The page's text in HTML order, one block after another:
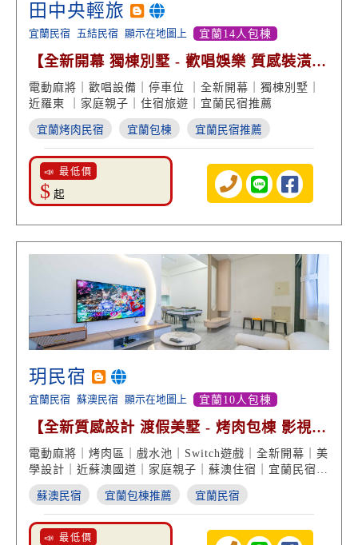
田中央輕旅
宜蘭民宿 五結民宿 顯示在地圖上 宜蘭14人包棟
【全新開幕 獨棟別墅 - 歡唱娛樂 質感裝潢美
學】
電動麻將｜歡唱設備｜停車位 ｜全新開幕｜獨棟別墅｜
近羅東 ｜家庭親子｜住宿旅遊｜宜蘭民宿推薦
宜蘭烤肉民宿 宜蘭包棟 宜蘭民宿推薦
📣 最低價
$ 起
玥民宿
宜蘭民宿 蘇澳民宿 顯示在地圖上 宜蘭10人包棟
【全新質感設計 渡假美墅 - 烤肉包棟 影視享
受 親子遊戲】
電動麻將｜烤肉區｜戲水池｜Switch遊戲｜全新開幕｜美
學設計｜近蘇澳國道｜家庭親子｜蘇澳住宿｜宜蘭民宿推
薦
蘇澳民宿 宜蘭包棟推薦 宜蘭民宿
📣 最低價